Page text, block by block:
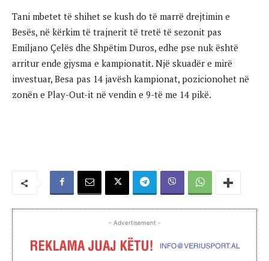
Tani mbetet të shihet se kush do të marrë drejtimin e
Besës, në kërkim të trajnerit të tretë të sezonit pas
Emiljano Çelës dhe Shpëtim Duros, edhe pse nuk është
arritur ende gjysma e kampionatit. Një skuadër e mirë
investuar, Besa pas 14 javësh kampionat, pozicionohet në
zonën e Play-Out-it në vendin e 9-të me 14 pikë.
- Advertisement -